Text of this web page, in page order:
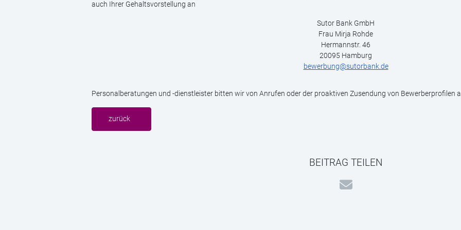
auch Ihrer Gehaltsvorstellung an
Sutor Bank GmbH
Frau Mirja Rohde
Hermannstr. 46
20095 Hamburg
bewerbung@sutorbank.de
Personalberatungen und -dienstleister bitten wir von Anrufen oder der proaktiven Zusendung von Bewerberprofilen
zurück
BEITRAG TEILEN